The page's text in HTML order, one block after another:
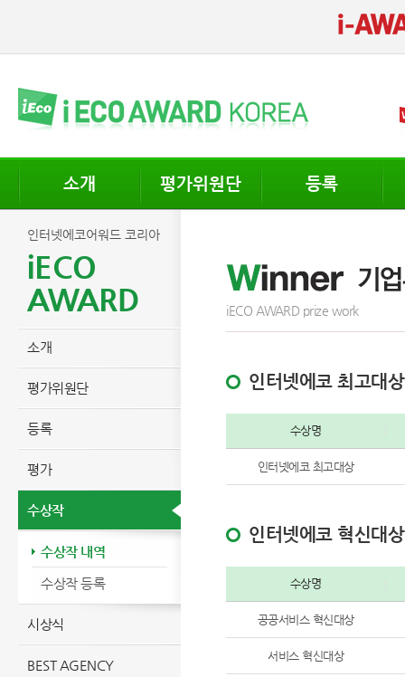
소개 평가위원단 등록
iECO AWARD prize work
인터넷에코 최고대상
수상명
인터넷에코 최고대상
인터넷에코 혁신대상
수상명
공공서비스 혁신대상
서비스 혁신대상
인터넷에코어워드 코리아
iECO
AWARD
소개
평가위원단
등록
평가
수상작
수상작 내역
수상작 등록
시상식
BEST AGENCY